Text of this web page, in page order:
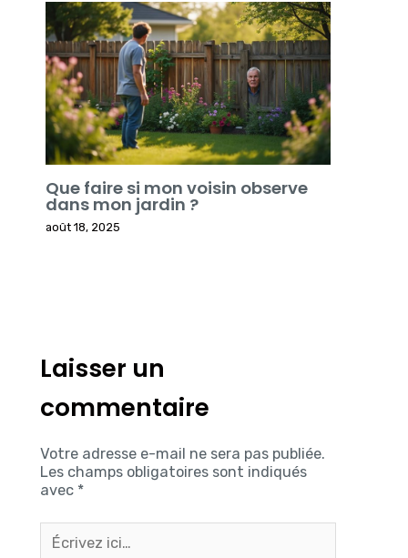
Que faire si mon voisin observe
dans mon jardin ?
août 18, 2025
Laisser un
commentaire
Votre adresse e-mail ne sera pas publiée.
Les champs obligatoires sont indiqués
avec *
ici…